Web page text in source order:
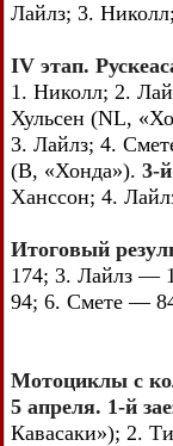
Лайлз; 3.
IV этап.
1. Николл; 2.
Хульсен (NL,
3. Лайлз; 4.
(В, «Хонда»). 3-
Ханссон; 4.
Итоговый
174; 3. Лайлз —
94; 6. Смете —
Мотоциклы с
5 апреля. 1-й
Кавасаки»); 2.